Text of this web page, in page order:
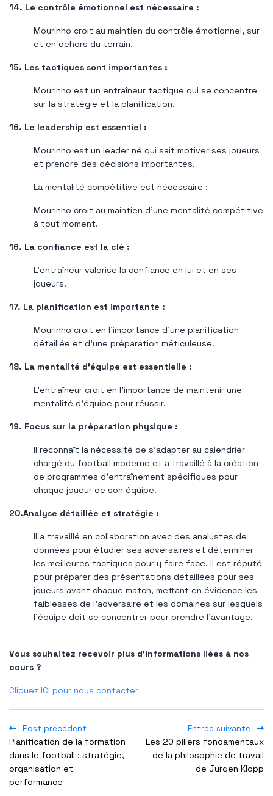
14. Le contrôle émotionnel est nécessaire :
Mourinho croit au maintien du contrôle émotionnel, sur
et en dehors du terrain.
15. Les tactiques sont importantes :
Mourinho est un entraîneur tactique qui se concentre
sur la stratégie et la planification.
16. Le leadership est essentiel :
Mourinho est un leader né qui sait motiver ses joueurs
et prendre des décisions importantes.
La mentalité compétitive est nécessaire :
Mourinho croit au maintien d'une mentalité compétitive
à tout moment.
16. La confiance est la clé :
L'entraîneur valorise la confiance en lui et en ses
joueurs.
17. La planification est importante :
Mourinho croit en l'importance d'une planification
détaillée et d'une préparation méticuleuse.
18. La mentalité d’équipe est essentielle :
L'entraîneur croit en l'importance de maintenir une
mentalité d'équipe pour réussir.
19. Focus sur la préparation physique :
Il reconnaît la nécessité de s'adapter au calendrier
chargé du football moderne et a travaillé à la création
de programmes d'entraînement spécifiques pour
chaque joueur de son équipe.
20.Analyse détaillée et stratégie :
Il a travaillé en collaboration avec des analystes de
données pour étudier ses adversaires et déterminer
les meilleures tactiques pour y faire face. Il est réputé
pour préparer des présentations détaillées pour ses
joueurs avant chaque match, mettant en évidence les
faiblesses de l'adversaire et les domaines sur lesquels
l'équipe doit se concentrer pour prendre l'avantage.
Vous souhaitez recevoir plus d’informations liées à nos
cours ?
Cliquez ICI pour nous contacter
Post précédent
Planification de la formation
dans le football : stratégie,
organisation et
performance
Entrée suivante
Les 20 piliers fondamentaux
de la philosophie de travail
de Jürgen Klopp